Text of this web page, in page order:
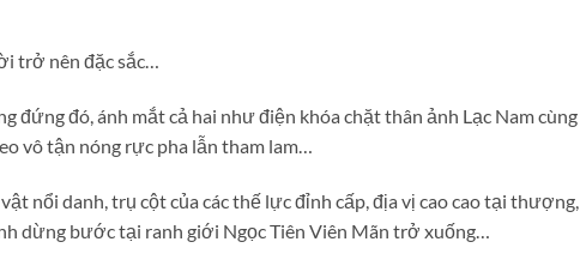
trở nên đặc sắc…
đứng đó, ánh mắt cả hai như điện khóa chặt thân ảnh Lạc Nam cùng
vô tận nóng rực pha lẫn tham lam…
nổi danh, trụ cột của các thế lực đỉnh cấp, địa vị cao cao tại thượng,
dừng bước tại ranh giới Ngọc Tiên Viên Mãn trở xuống…